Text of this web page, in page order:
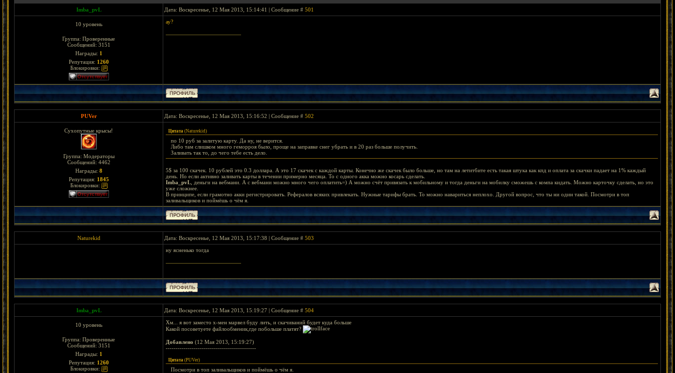
Imba_pvL Дата: Воскресенье, 12 Мая 2013, 15:14:41 | Сообщение # 501
10 уровень
Группа: Проверенные
Сообщений: 3151
Награды: 1
Репутация: 1260
Блокировки:
ау?
PUVer Дата: Воскресенье, 12 Мая 2013, 15:16:52 | Сообщение # 502
Сухопутные крысы!
Группа: Модераторы
Сообщений: 4462
Награды: 8
Репутация: 1845
Блокировки:
Цитата (Naturekid)
по 10 руб за залитую карту. Да ну, не верится.
Либо там слишком много геморроя было, проще на заправке снег убрать и в 20 раз больше получить.
Заливать так то, до чего тебе есть дело.
5$ за 100 скачек. 10 рублей это 0.3 доллара. А это 17 скачек с каждой карты. Конечно же скачек было больше, но там на летитбите есть такая штука как кпд и оплата за скачки падает на 1% каждый
день. Но если активно заливать карты в течении примерно месяца. То с одного акка можно косарь сделать.
Imba_pvL , деньги на вебмани. А с вебмани можно много чего оплатить=) А можно счёт привязать к мобильному и тогда деньги на мобилку сможешь с компа кидать. Можно карточку сделать, но это
уже сложнее.
В принципе, если грамотно акки регистрировать. Рефералов всяких привлекать. Нужные тарифы брать. То можно навариться неплохо. Другой вопрос, что ты ни один такой. Посмотри в топ
заливальщиков и поймёшь о чём я.
Naturekid Дата: Воскресенье, 12 Мая 2013, 15:17:38 | Сообщение # 503
ну ясненько тогда
Imba_pvL Дата: Воскресенье, 12 Мая 2013, 15:19:27 | Сообщение # 504
10 уровень
Группа: Проверенные
Сообщений: 3151
Награды: 1
Репутация: 1260
Блокировки:
Хм... я вот заместо х-мен марвел буду лить, и скачиваний будет куда больше
Какой посоветуете файлообменик,где побольше платят?
Добавлено (12 Мая 2013, 15:19:27)
---------------------------------------------
Цитата (PUVer)
Посмотри в топ заливальщиков и поймёшь о чём я.